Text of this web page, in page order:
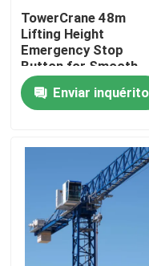
Casa
Vídeos
Quem Somos
TowerCrane 48m
Lifting Height
Emergency Stop
Button for Smooth
and Safe
Enviar inquérito